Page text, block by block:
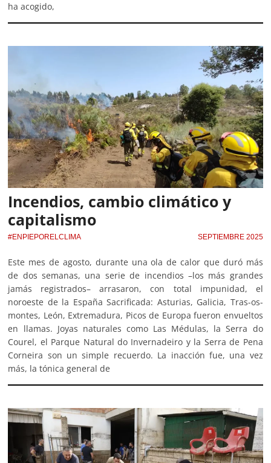
ha acogido,
Incendios, cambio climático y
capitalismo
#ENPIEPORELCLIMA SEPTIEMBRE 2025
Este mes de agosto, durante una ola de calor que duró más
de dos semanas, una serie de incendios –los más grandes
jamás registrados– arrasaron, con total impunidad, el
noroeste de la España Sacrificada: Asturias, Galicia, Tras-os-
montes, León, Extremadura, Picos de Europa fueron envueltos
en llamas. Joyas naturales como Las Médulas, la Serra do
Courel, el Parque Natural do Invernadeiro y la Serra de Pena
Corneira son un simple recuerdo. La inacción fue, una vez
más, la tónica general de